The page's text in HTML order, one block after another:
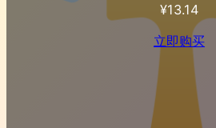
¥13.14
立即购买